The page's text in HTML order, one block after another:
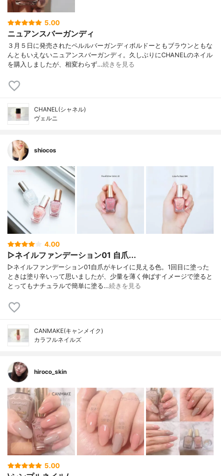
5.00
ニュアンスバーガンディ
３月５日に発売されたペルルバーガンディボルドーともブラウンともな
んともいえないニュアンスバーガンディ。久しぶりにCHANELのネイル
を購入しましたが、相変わらず…続きを見る
CHANEL(シャネル)
ヴェルニ
shiocos
4.00
▷ネイルファンデーション01 自爪...
▷ネイルファンデーション01自爪がキレイに見える色。1回目に塗った
ときは塗り辛いって思いましたが、少量を薄く伸ばすイメージで塗ると
とってもナチュラルで簡単に塗る…続きを見る
CANMAKE(キャンメイク)
カラフルネイルズ
hiroco_skin
5.00